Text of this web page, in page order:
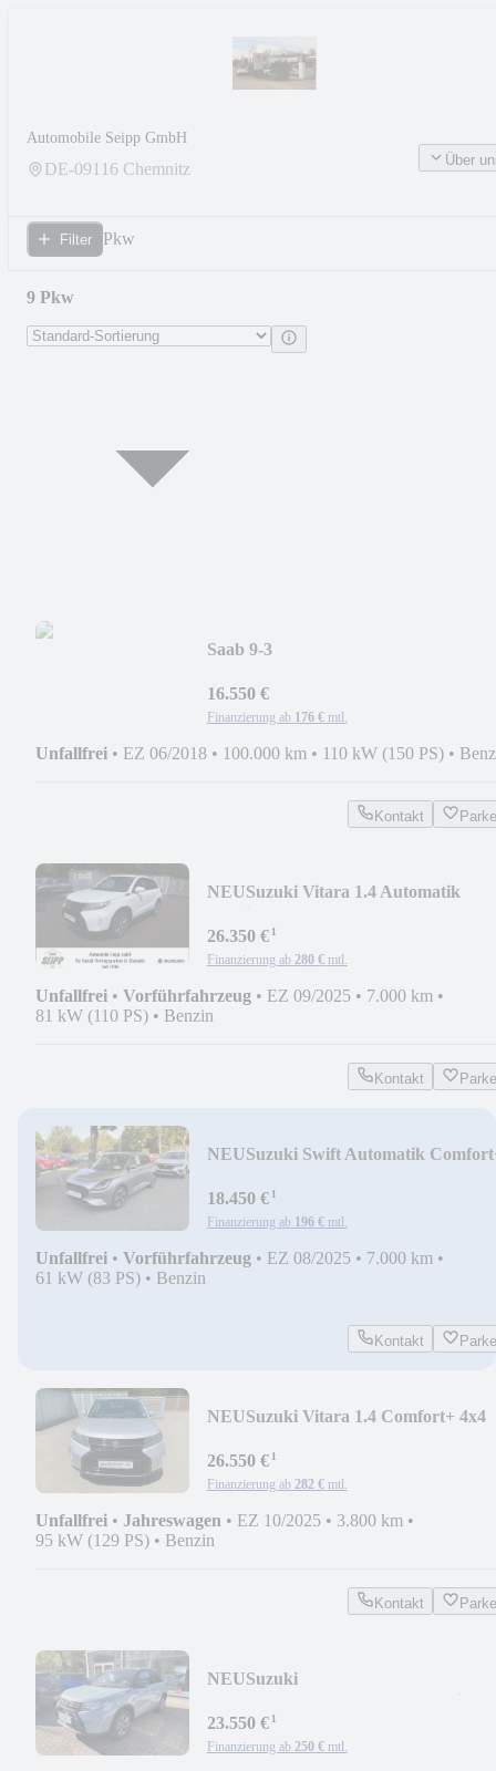
Automobile Seipp GmbH
DE-09116 Chemnitz Über
Filter Pkw
9 Pkw
Saab 9-3
16.550 €
Finanzierung ab 176 € mtl.
Unfallfrei • EZ 06/2018 • 100.000 km • 110 kW (150 PS) •
Kontakt
NEUSuzuki Vitara 1.4 Automatik
26.350 €¹
Finanzierung ab 280 € mtl.
Unfallfrei • Vorführfahrzeug • EZ 09/2025 • 7.000 km •
81 kW (110 PS) • Benzin
Kontakt
NEUSuzuki Swift Automatik
18.450 €¹
Finanzierung ab 196 € mtl.
Unfallfrei • Vorführfahrzeug • EZ 08/2025 • 7.000 km •
61 kW (83 PS) • Benzin
Kontakt
NEUSuzuki Vitara 1.4 Comfort+ 4x4
26.550 €¹
Finanzierung ab 282 € mtl.
Unfallfrei • Jahreswagen • EZ 10/2025 • 3.800 km •
95 kW (129 PS) • Benzin
Kontakt
NEUSuzuki
23.550 €¹
Finanzierung ab 250 € mtl.